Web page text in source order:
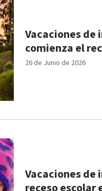
26 de Junio de 2026
Vacaciones de
comienza el
Vacaciones de